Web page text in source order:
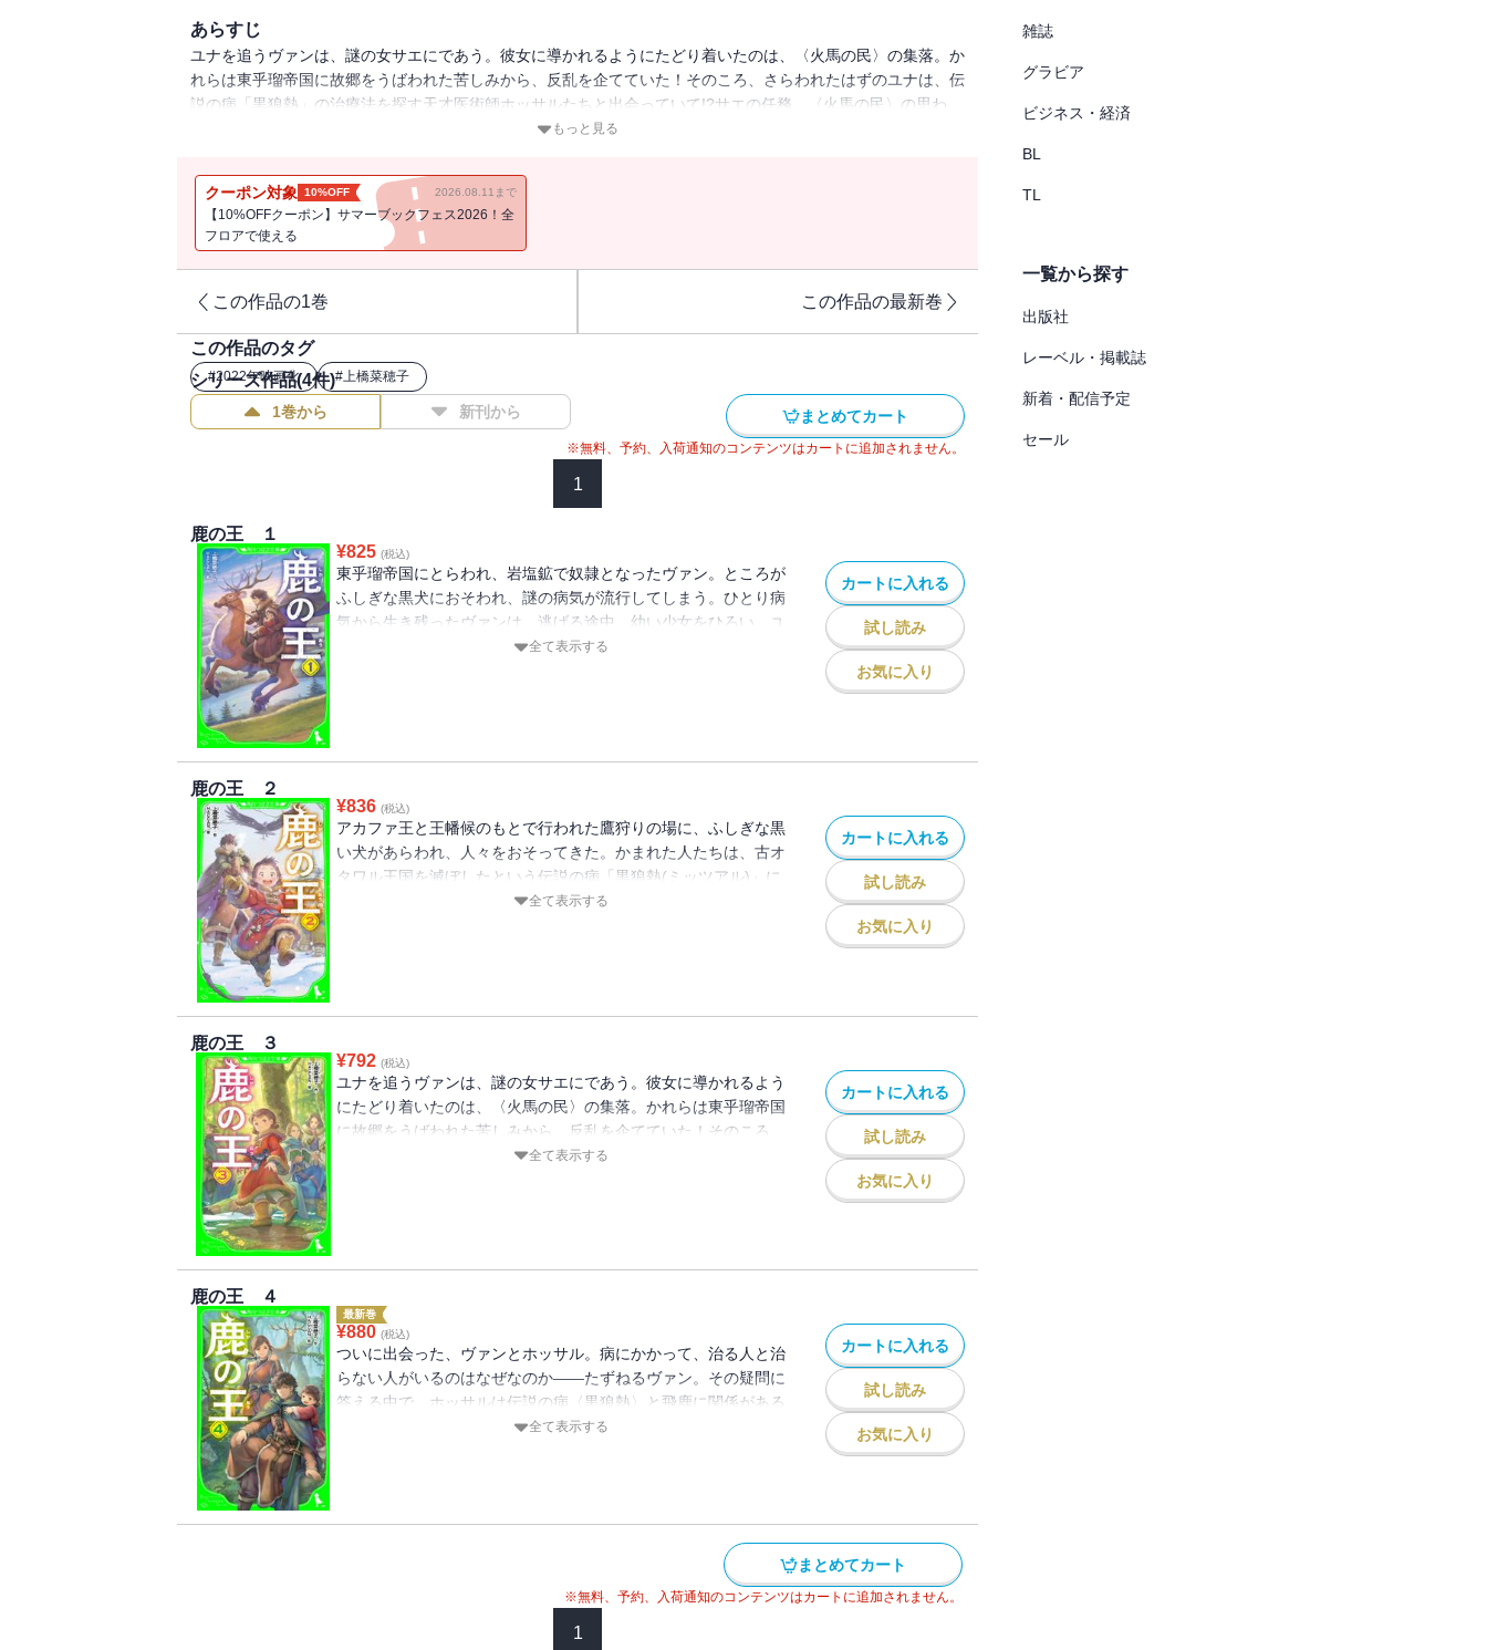
あらすじ
ユナを追うヴァンは、謎の女サエにであう。彼女に導かれるようにたどり着いたのは、〈火馬の民〉の集落。か
れらは東乎瑠帝国に故郷をうばわれた苦しみから、反乱を企てていた！そのころ、さらわれたはずのユナは、伝
説の病「黒狼熱」の治療法を探す天才医術師ホッサルたちと出会っていて!?サエの任務、〈火馬の民〉の思わ
く、ミラルの発病――そんな中で、ユナとヴァンは、無事に再会できるのか!?【小学上級から ★★★】
もっと見る
クーポン対象 10%OFF 2026.08.11まで
【10%OFFクーポン】サマーブックフェス2026！全
フロアで使える
この作品の1巻 この作品の最新巻
この作品のタグ
#2022年映画化 #上橋菜穂子
シリーズ作品(4件)
1巻から 新刊から まとめてカート
※無料、予約、入荷通知のコンテンツはカートに追加されません。
1
鹿の王 １
¥825 (税込)
東乎瑠帝国にとらわれ、岩塩鉱で奴隷となったヴァン。ところが
ふしぎな黒犬におそわれ、謎の病気が流行してしまう。ひとり病
気から生き残ったヴァンは、逃げる途中、幼い少女をひろい、ユ
ナと名づけて育てることに。一方、若き天才医術師ホッサルは、
全て表示する
カートに入れる
試し読み
お気に入り
鹿の王 ２
¥836 (税込)
アカファ王と王幡候のもとで行われた鷹狩りの場に、ふしぎな黒
い犬があらわれ、人々をおそってきた。かまれた人たちは、古オ
タワル王国を滅ぼしたという伝説の病「黒狼熱(ミッツアル)」に
かかってしまう。ホッサルは治療のため、薬を注射しようとする
全て表示する
カートに入れる
試し読み
お気に入り
鹿の王 ３
¥792 (税込)
ユナを追うヴァンは、謎の女サエにであう。彼女に導かれるよう
にたどり着いたのは、〈火馬の民〉の集落。かれらは東乎瑠帝国
に故郷をうばわれた苦しみから、反乱を企てていた！そのころ、
さらわれたはずのユナは、伝説の病「黒狼熱」の治療法を探す天
全て表示する
カートに入れる
試し読み
お気に入り
鹿の王 ４
最新巻
¥880 (税込)
ついに出会った、ヴァンとホッサル。病にかかって、治る人と治
らない人がいるのはなぜなのか――たずねるヴァン。その疑問に
答える中で、ホッサルは伝説の病〈黒狼熱〉と飛鹿に関係がある
と気づく。そのころオーファンたちは、故郷を取り戻すため、あ
★★★】
全て表示する
カートに入れる
試し読み
お気に入り
まとめてカート
※無料、予約、入荷通知のコンテンツはカートに追加されません。
1
雑誌
グラビア
ビジネス・経済
BL
TL
一覧から探す
出版社
レーベル・掲載誌
新着・配信予定
セール